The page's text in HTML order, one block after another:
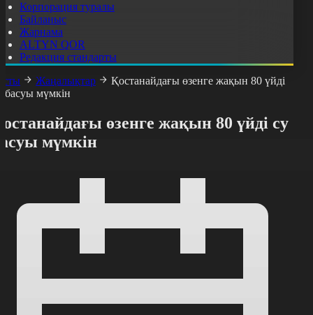
Корпорация туралы
Байланыс
Жарнама
ALTYN QOR
Редакция стандарты
Жаңалықтар
Қостанайдағы өзенге жақын 80 үйді
басуы мүмкін
өзенге жақын 80 үйді су
мүмкін